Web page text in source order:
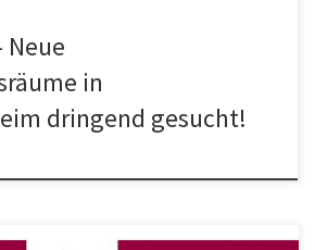
Neue
in
dringend gesucht!